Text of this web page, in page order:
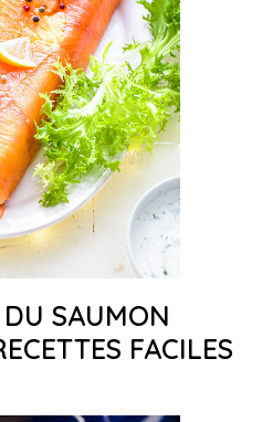
SAUMON
FACILES